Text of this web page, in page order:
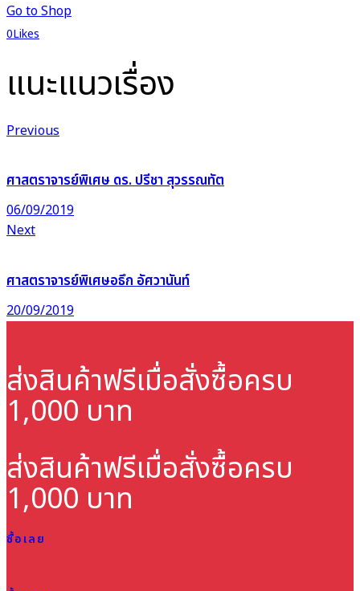
Go to Shop
0Likes
แนะแนวเรื่อง
Previous
ศาสตราจารย์พิเศษ ดร. ปรีชา สุวรรณทัต
06/09/2019
Next
ศาสตราจารย์พิเศษอธึก อัศวานันท์
20/09/2019
ส่งสินค้าฟรีเมื่อสั่งซื้อครบ
1,000 บาท
ส่งสินค้าฟรีเมื่อสั่งซื้อครบ
1,000 บาท
ซื้อเลย